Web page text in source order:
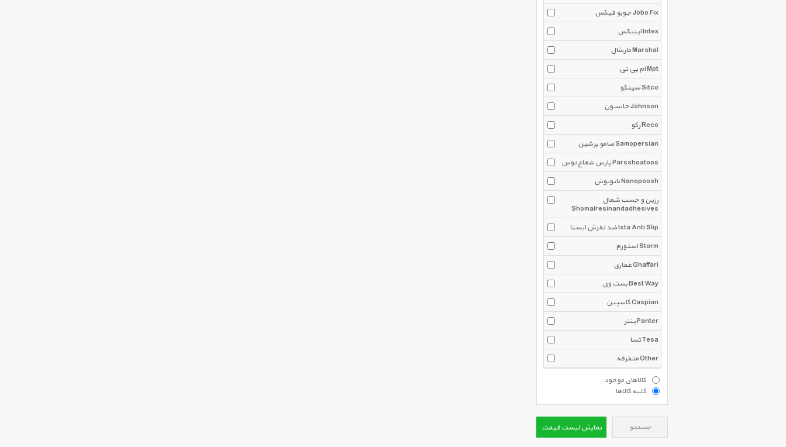
جوبو فیکس Jobo Fix
اینتکس Intex
مارشال Marshal
ام پی تی Mpt
سیتکو Sitco
جانسون Johnson
رکو Reco
صامو پرشین Samopersian
پارس شعاع توس Parsshoatoos
نانوپوش Nanopoosh
رزین و چسب شمال
Shomalresinandadhesives
ضد لغزش ایستا Ista Anti Slip
استورم Storm
غفاری Ghaffari
بست وی Best Way
کاسپین Caspian
پنتر Panter
تسا Tesa
متفرقه Other
کالاهای موجود
کلیه کالاها
جستجو نمایش لیست قیمت